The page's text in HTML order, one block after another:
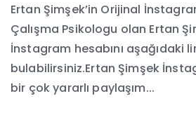
Ertan Şimşek’in Orijinal
Çalışma Psikologu olan Ertan
İnstagram hesabını aşağıdaki
bulabilirsiniz.Ertan Şimşek
bir çok yararlı paylaşım...